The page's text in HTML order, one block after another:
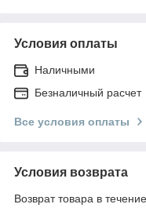
Условия оплаты
Наличными
Безналичный расчет
Все условия оплаты
Условия возврата
Возврат товара в